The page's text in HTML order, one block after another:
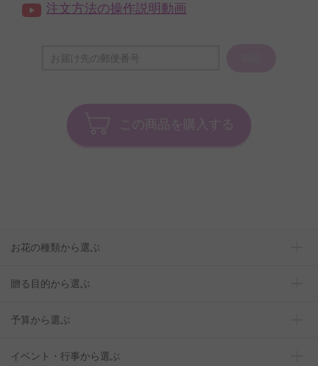
注文方法の操作説明動画
この商品を購入する
お花の種類から選ぶ
贈る目的から選ぶ
予算から選ぶ
イベント・行事から選ぶ